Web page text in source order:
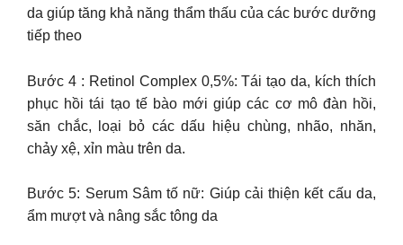
da giúp tăng khả năng thẩm thấu của các bước dưỡng
tiếp theo
Bước 4 : Retinol Complex 0,5%: Tái tạo da, kích thích
phục hồi tái tạo tế bào mới giúp các cơ mô đàn hồi,
săn chắc, loại bỏ các dấu hiệu chùng, nhão, nhăn,
chảy xệ, xỉn màu trên da.
Bước 5: Serum Sâm tố nữ: Giúp cải thiện kết cấu da,
ẩm mượt và nâng sắc tông da